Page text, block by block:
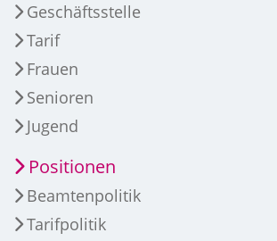
Geschäftsstelle
Tarif
Frauen
Senioren
Jugend
Positionen
Beamtenpolitik
Tarifpolitik